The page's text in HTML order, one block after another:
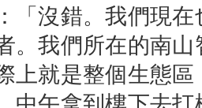
「沒錯。我們現
。我們所在的南
上就是整個生態